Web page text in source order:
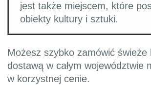
jest także miejscem, które
obiekty kultury i sztuki.
Możesz szybko zamówić świeże
dostawą w całym województwie
w korzystnej cenie.